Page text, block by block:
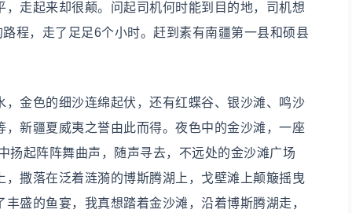
走起来却很颠。问起司机何时能到目的地，司机想
程，走了足足6个小时。赶到素有南疆第一县和硕县
金色的细沙连绵起伏，还有红蝶谷、银沙滩、鸣沙
新疆夏威夷之誉由此而得。夜色中的金沙滩，一座
扬起阵阵舞曲声，随声寻去，不远处的金沙滩广场
，撒落在泛着涟漪的博斯腾湖上，戈壁滩上颠簸摇曳
盛的鱼宴，我真想踏着金沙滩，沿着博斯腾湖走，